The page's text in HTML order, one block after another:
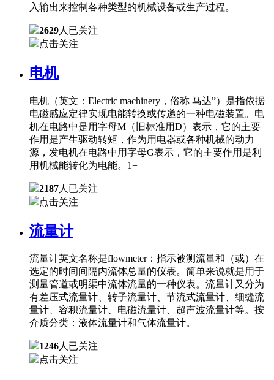
入输出来控制各种类型的机械设备或生产过程。
2629人已关注
点击关注
电机
电机（英文：Electric machinery，俗称 马达”）是指依据
电磁感应定律实现电能转换或传递的一种电磁装置。电
机在电路中是用字母M（旧标准用D）表示，它的主要
作用是产生驱动转矩，作为用电器或各种机械的动力
源，发电机在电路中用字母G表示，它的主要作用是利
用机械能转化为电能。1=
2187人已关注
点击关注
流量计
流量计英文名称是flowmeter：指示被测流量和（或）在
选定的时间间隔内流体总量的仪表。简单来说就是用于
测量管道或明渠中流体流量的一种仪表。流量计又分为
有差压式流量计、转子流量计、节流式流量计、细缝流
量计、容积流量计、电磁流量计、超声波流量计等。按
介质分类：液体流量计和气体流量计。
1246人已关注
点击关注